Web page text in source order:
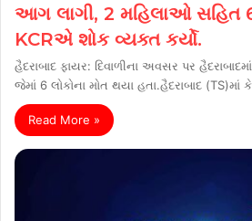
આગ લાગી, 2 મહિલાઓ સહિત 6
KCRએ શોક વ્યક્ત કર્યો.
હૈદરાબાદ ફાયર: દિવાળીના અવસર પર
જેમાં 6 લોકોના મોત થયા હતા.હૈદરાબાદ
Read More »